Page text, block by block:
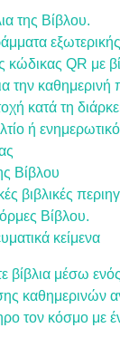
της Βίβλου.
QR με
την
κατά τη
ή ενημερωτικό
Βίβλου
βιβλικές
Βίβλου.
κείμενα
βίβλια μέσω
καθημερινών
τον κόσμο με